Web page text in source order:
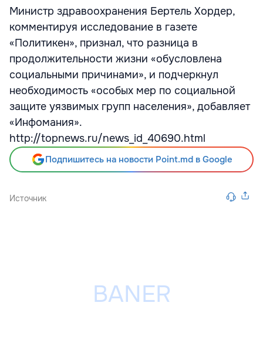
Министр здравоохранения Бертель Хордер,
комментируя исследование в газете
«Политикен», признал, что разница в
продолжительности жизни «обусловлена
социальными причинами», и подчеркнул
необходимость «особых мер по социальной
защите уязвимых групп населения», добавляет
«Инфомания».
http://topnews.ru/news_id_40690.html
Подпишитесь на новости Point.md в Google
Источник